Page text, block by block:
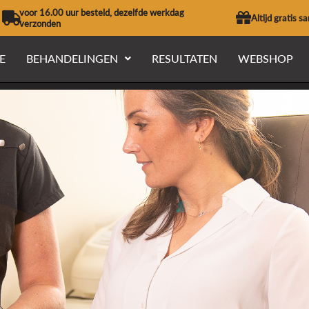
voor 16.00 uur besteld, dezelfde werkdag
verzonden
Altijd gratis
BEHANDELINGEN RESULTATEN WEBSHOP